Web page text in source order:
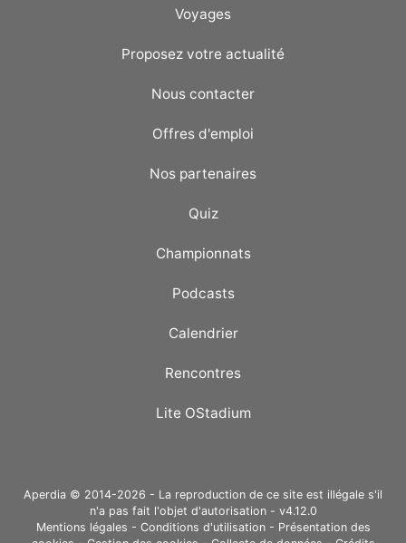
Voyages
Proposez votre actualité
Nous contacter
Offres d'emploi
Nos partenaires
Quiz
Championnats
Podcasts
Calendrier
Rencontres
Lite OStadium
Aperdia © 2014-2026 - La reproduction de ce site est illégale s'il
n'a pas fait l'objet d'autorisation - v4.12.0
Mentions légales - Conditions d'utilisation- Présentation des